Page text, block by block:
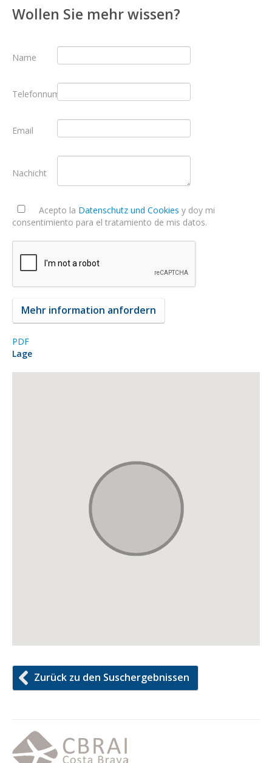
Wollen Sie mehr wissen?
Name
Telefonnummer
Email
Nachicht
Acepto la Datenschutz und Cookies y doy mi
consentimiento para el tratamiento de mis datos.
PDF
Lage
Zurück zu den Suschergebnissen